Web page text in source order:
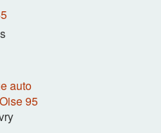
auto
95